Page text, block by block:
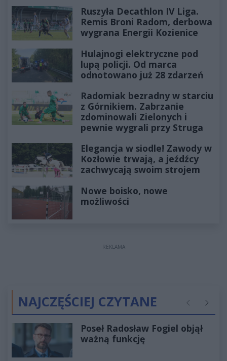
Ruszyła Decathlon IV Liga.
Remis Broni Radom, derbowa
wygrana Energii Kozienice
Hulajnogi elektryczne pod
lupą policji. Od marca
odnotowano już 28 zdarzeń
Radomiak bezradny w starciu
z Górnikiem. Zabrzanie
zdominowali Zielonych i
pewnie wygrali przy Struga
Elegancja w siodle! Zawody w
Kozłowie trwają, a jeźdźcy
zachwycają swoim strojem
Nowe boisko, nowe
możliwości
REKLAMA
NAJCZĘŚCIEJ CZYTANE Poprzednie
Poseł Radosław Fogiel objął
ważną funkcję